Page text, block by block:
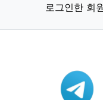
로그인한 회